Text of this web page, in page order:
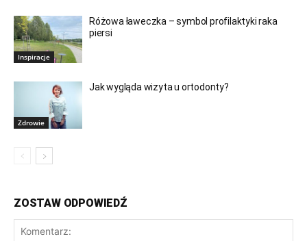
Inspiracje
Różowa ławeczka – symbol profilaktyki raka
piersi
Zdrowie
Jak wygląda wizyta u ortodonty?
ZOSTAW ODPOWIEDŹ